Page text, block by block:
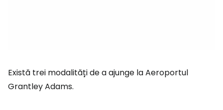
Există trei modalități de a ajunge la Aeroportul
Grantley Adams.